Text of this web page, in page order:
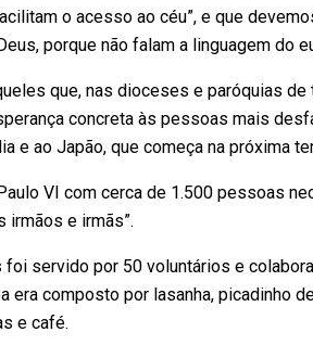
o acesso ao céu”, e que
porque não falam a linguagem do
que, nas dioceses e paróquias
concreta às pessoas mais
e ao Japão, que começa na próxima
VI com cerca de 1.500 pessoas
irmãos e irmãs”.
foi servido por 50 voluntários e
era composto por lasanha, picadinho
e café.